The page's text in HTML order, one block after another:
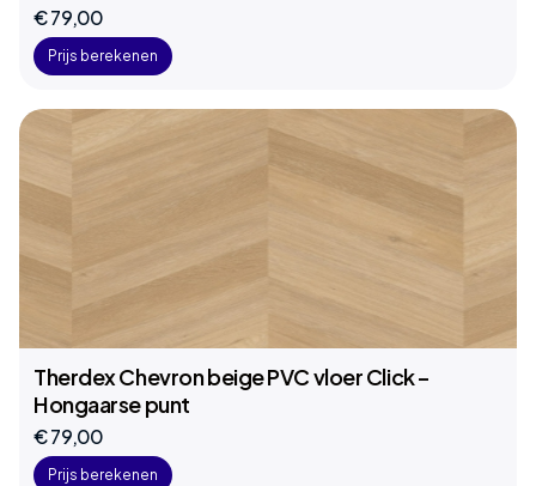
€ 79,00
Prijs berekenen
Therdex Chevron beige PVC vloer Click –
Hongaarse punt
€ 79,00
Prijs berekenen